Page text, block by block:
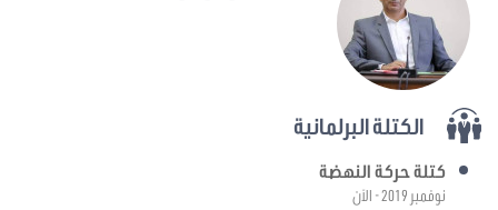
الكتلة البرلمانية
كتلة حركة النهضة
نوفمبر 2019 - الآن